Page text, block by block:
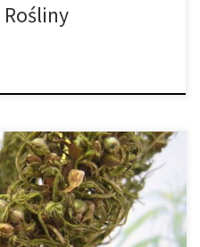
Rośliny
zjawisko, w którym pewne
przez organizm mają
rozwój innych organizmów.
pozytywne, promując rozwój